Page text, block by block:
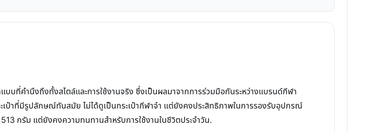
บที่คำนึงถึงทั้งสไตล์และการใช้งานจริง ซึ่งเป็นผลมาจากการร่วมมือกันระหว่างแบรนด์กีฬา
าที่มีรูปลักษณ์ทันสมัย ไม่ได้ดูเป็นกระเป๋ากีฬาจ๋า แต่ยังคงประสิทธิภาพในการรองรับอุปกรณ์
กรัม แต่ยังคงความทนทานสำหรับการใช้งานในชีวิตประจำวัน.